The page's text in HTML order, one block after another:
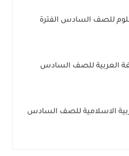
للصف السادس الفترة
العربية للصف السادس
الاسلامية للصف السادس